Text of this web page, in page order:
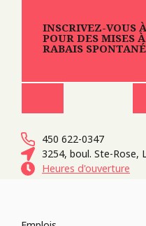
INSCRIVEZ-VOUS
POUR DES MISES
RABAIS
450 622-0347
3254, boul. Ste-Rose,
Heures d'ouverture